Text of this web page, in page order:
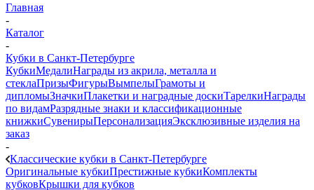
Главная
-
Каталог
-
Кубки в Санкт-Петербурге
КубкиМедалиНаграды из акрила, металла и
стеклаПризыФигурыВымпелыГрамоты и
дипломыЗначкиПлакетки и наградные доскиТарелкиНаграды
по видамРазрядные знаки и классификационные
книжкиСувенирыПерсонализацияЭксклюзивные изделия на
заказ
-
Классические кубки в Санкт-Петербурге
Оригинальные кубкиПрестижные кубкиКомплекты
кубковКрышки для кубков